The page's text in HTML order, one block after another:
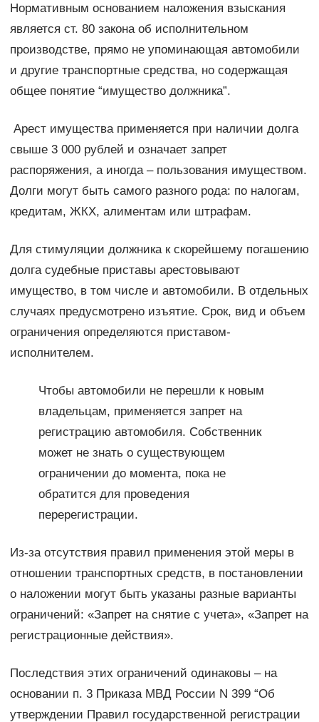
Нормативным основанием наложения взыскания
является ст. 80 закона об исполнительном
производстве, прямо не упоминающая автомобили
и другие транспортные средства, но содержащая
общее понятие “имущество должника”.
Арест имущества применяется при наличии долга
свыше 3 000 рублей и означает запрет
распоряжения, а иногда – пользования имуществом.
Долги могут быть самого разного рода: по налогам,
кредитам, ЖКХ, алиментам или штрафам.
Для стимуляции должника к скорейшему погашению
долга судебные приставы арестовывают
имущество, в том числе и автомобили. В отдельных
случаях предусмотрено изъятие. Срок, вид и объем
ограничения определяются приставом-
исполнителем.
Чтобы автомобили не перешли к новым
владельцам, применяется запрет на
регистрацию автомобиля. Собственник
может не знать о существующем
ограничении до момента, пока не
обратится для проведения
перерегистрации.
Из-за отсутствия правил применения этой меры в
отношении транспортных средств, в постановлении
о наложении могут быть указаны разные варианты
ограничений: «Запрет на снятие с учета», «Запрет на
регистрационные действия».
Последствия этих ограничений одинаковы – на
основании п. 3 Приказа МВД России N 399 “Об
утверждении Правил государственной регистрации